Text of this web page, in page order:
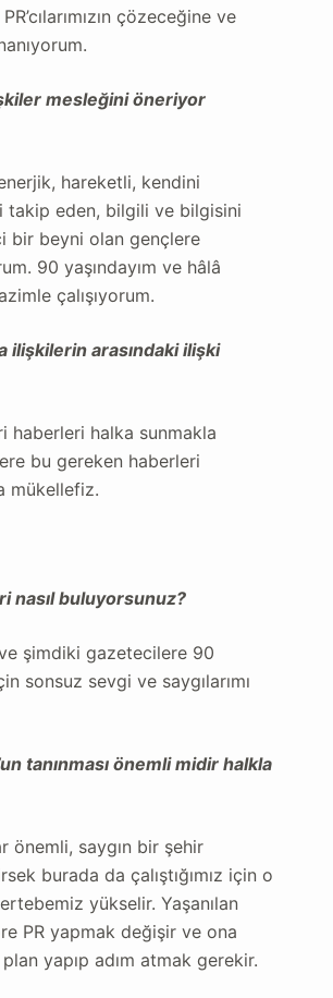
çözeceğine ve
mesleğini öneriyor
, hareketli, kendini
takip eden, bilgili ve bilgisini
bir beyni olan gençlere
90 yaşındayım ve hâlâ
çalışıyorum.
ilişkilerin arasındaki ilişki
haberleri halka sunmakla
bu gereken haberleri
mükellefiz.
nasıl buluyorsunuz?
şimdiki gazetecilere 90
sonsuz sevgi ve saygılarımı
tanınması önemli midir halkla
önemli, saygın bir şehir
burada da çalıştığımız için o
yükselir. Yaşanılan
PR yapmak değişir ve ona
yapıp adım atmak gerekir.